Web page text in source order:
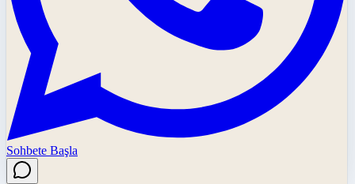
Sohbete Başla